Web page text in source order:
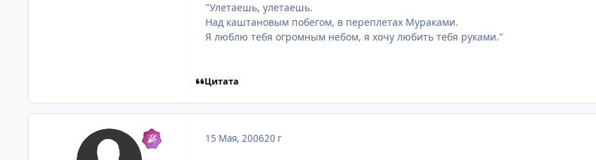
"Улетаешь, улетаешь.
Над каштановым побегом, в переплетах Мураками.
Я люблю тебя огромным небом, я хочу любить тебя руками."
Цитата
15 Мая, 200620 г